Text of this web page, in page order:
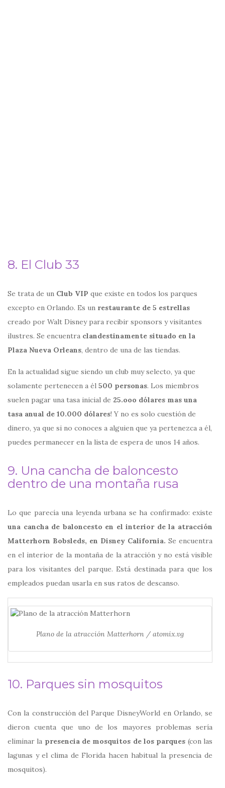
8. El Club 33
Se trata de un Club VIP que existe en todos los parques
excepto en Orlando. Es un restaurante de 5 estrellas
creado por Walt Disney para recibir sponsors y visitantes
ilustres. Se encuentra clandestinamente situado en la
Plaza Nueva Orleans, dentro de una de las tiendas.
En la actualidad sigue siendo un club muy selecto, ya que
solamente pertenecen a él 500 personas. Los miembros
suelen pagar una tasa inicial de 25.ooo dólares mas una
tasa anual de 10.000 dólares! Y no es solo cuestión de
dinero, ya que si no conoces a alguien que ya pertenezca a él,
puedes permanecer en la lista de espera de unos 14 años.
9. Una cancha de baloncesto
dentro de una montaña rusa
Lo que parecía una leyenda urbana se ha confirmado: existe
una cancha de baloncesto en el interior de la atracción
Matterhorn Bobsleds, en Disney California. Se encuentra
en el interior de la montaña de la atracción y no está visible
para los visitantes del parque. Está destinada para que los
empleados puedan usarla en sus ratos de descanso.
Plano de la atracción Matterhorn / atomix.vg
10. Parques sin mosquitos
Con la construcción del Parque DisneyWorld en Orlando, se
dieron cuenta que uno de los mayores problemas sería
eliminar la presencia de mosquitos de los parques (con las
lagunas y el clima de Florida hacen habitual la presencia de
mosquitos).